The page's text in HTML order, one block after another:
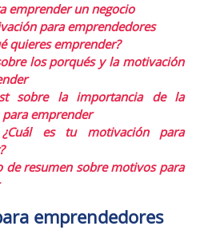
emprender un negocio
para emprendedores
quieres emprender?
los porqués y la motivación
sobre la importancia de la
emprender
es tu motivación para
resumen sobre motivos para
emprendedores